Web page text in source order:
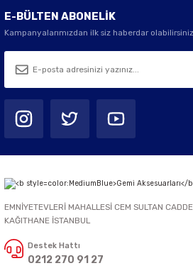
E-BÜLTEN ABONELİK
Kampanyalarımızdan ilk siz haberdar
EMNİYETEVLERİ MAHALLESİ CEM SULTAN
KAĞITHANE İSTANBUL
Destek Hattı
0212 270 91 27